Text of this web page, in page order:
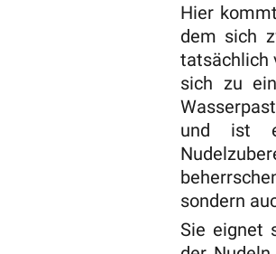
Hier
dem sich
tatsächlich
sich zu
und ist
sondern
Sie eignet